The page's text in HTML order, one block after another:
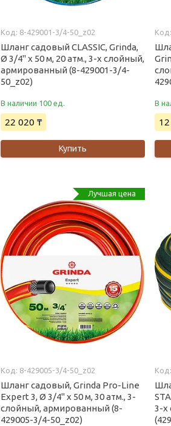
8-429001-3/4-50_z02
Шланг садовый CLASSIC, Grinda,
Ø 3/4" х 50 м, 20 атм., 3-х слойный,
армированный (8-429001-3/4-
50_z02)
В наличии 100 ед.
22 020 ₸
Купить
В
Лучшая цена
8-429005-3/4-50_z02
Шланг садовый, Grinda Pro-Line
Expert 3, Ø 3/4" х 50 м, 30 атм., 3-
слойный, армированный (8-
429005-3/4-50_z02)
3-х